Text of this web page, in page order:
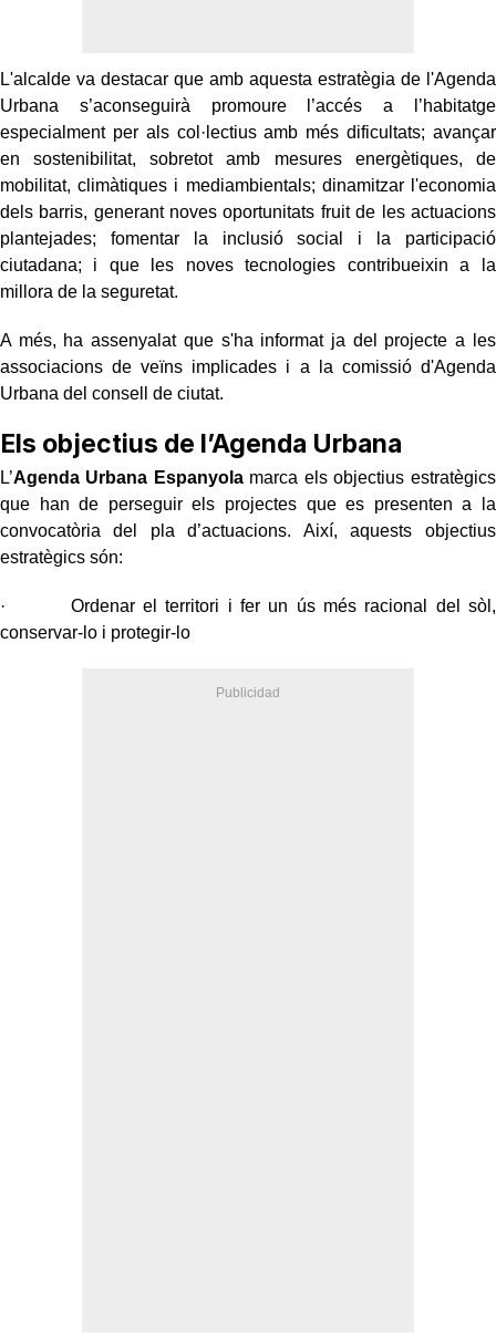
L'alcalde va destacar que amb aquesta estratègia de l'Agenda
Urbana s’aconseguirà promoure l’accés a l’habitatge
especialment per als col·lectius amb més dificultats; avançar
en sostenibilitat, sobretot amb mesures energètiques, de
mobilitat, climàtiques i mediambientals; dinamitzar l'economia
dels barris, generant noves oportunitats fruit de les actuacions
plantejades; fomentar la inclusió social i la participació
ciutadana; i que les noves tecnologies contribueixin a la
millora de la seguretat.
A més, ha assenyalat que s'ha informat ja del projecte a les
associacions de veïns implicades i a la comissió d'Agenda
Urbana del consell de ciutat.
Els objectius de l’Agenda Urbana
L’Agenda Urbana Espanyolamarca els objectius estratègics
que han de perseguir els projectes que es presenten a la
convocatòria del pla d’actuacions. Així, aquests objectius
estratègics són:
· Ordenar el territori i fer un ús més racional del sòl,
conservar-lo i protegir-lo